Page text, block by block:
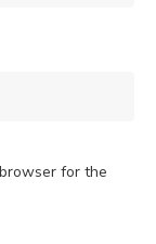
for the